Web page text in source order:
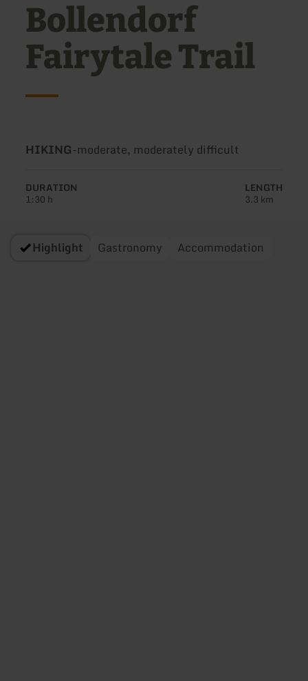
Bollendorf
Fairytale Trail
Type
tour:
HIKING-Difficulty:
moderate, moderately difficult
DURATION
1:30 h
LENGTH
3.3 km
Highlight Gastronomy Accommodation